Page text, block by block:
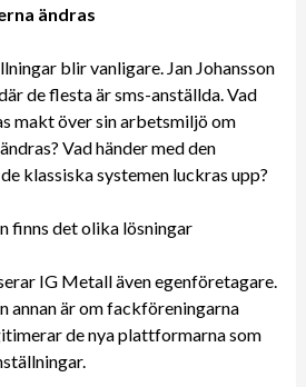
ändras
blir vanligare. Jan Johansson
de flesta är sms-anställda. Vad
makt över sin arbetsmiljö om
Vad händer med den
klassiska systemen luckras upp?
finns det olika lösningar
IG Metall även egenföretagare.
annan är om fackföreningarna
de nya plattformarna som